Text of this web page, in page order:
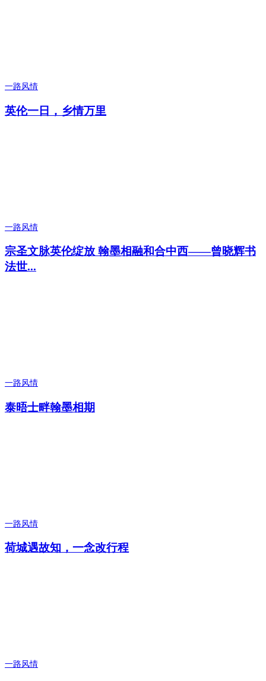
一路风情
英伦一日，乡情万里
一路风情
宗圣文脉英伦绽放 翰墨相融和合中西——曾晓辉书
法世...
一路风情
泰晤士畔翰墨相期
一路风情
荷城遇故知，一念改行程
一路风情